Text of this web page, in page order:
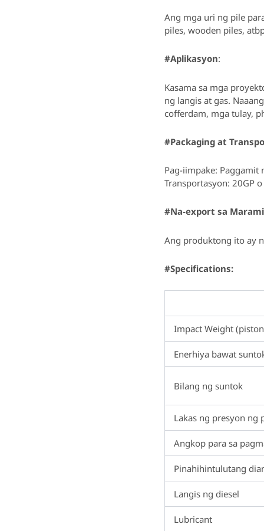
Ang mga uri ng pile
piles, wooden piles,
#Aplikasyon:
Kasama sa mga
ng langis at gas.
cofferdam, mga tulay,
#Packaging at
Pag-iimpake: Paggamit
Transportasyon: 20GP
#Na-export sa
Ang produktong ito ay
#Specifications:
Impact Weight
Enerhiya bawat
Bilang ng suntok
Lakas ng presyon ng
Angkop para sa
Pinahihintulutang
Langis ng diesel
Lubricant